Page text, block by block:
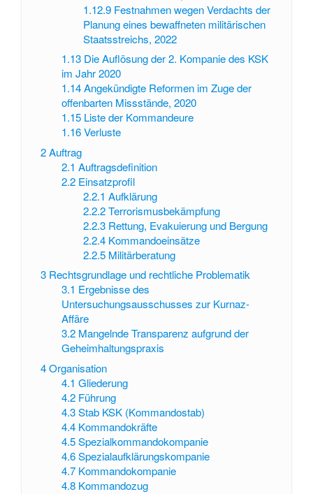
1.12.9 Festnahmen wegen Verdachts der
Planung eines bewaffneten militärischen
Staatsstreichs, 2022
1.13 Die Auflösung der 2. Kompanie des KSK
im Jahr 2020
1.14 Angekündigte Reformen im Zuge der
offenbarten Missstände, 2020
1.15 Liste der Kommandeure
1.16 Verluste
2Auftrag
2.1 Auftragsdefinition
2.2 Einsatzprofil
2.2.1 Aufklärung
2.2.2 Terrorismusbekämpfung
2.2.3 Rettung, Evakuierung und Bergung
2.2.4 Kommandoeinsätze
2.2.5 Militärberatung
3 Rechtsgrundlage und rechtliche Problematik
3.1 Ergebnisse des
Untersuchungsausschusses zur Kurnaz-
Affäre
3.2 Mangelnde Transparenz aufgrund der
Geheimhaltungspraxis
4Organisation
4.1 Gliederung
4.2 Führung
4.3 Stab KSK (Kommandostab)
4.4 Kommandokräfte
4.5 Spezialkommandokompanie
4.6 Spezialaufklärungskompanie
4.7 Kommandokompanie
4.8 Kommandozug